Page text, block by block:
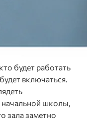
будет работать
включаться.
начальной школы,
зала заметно